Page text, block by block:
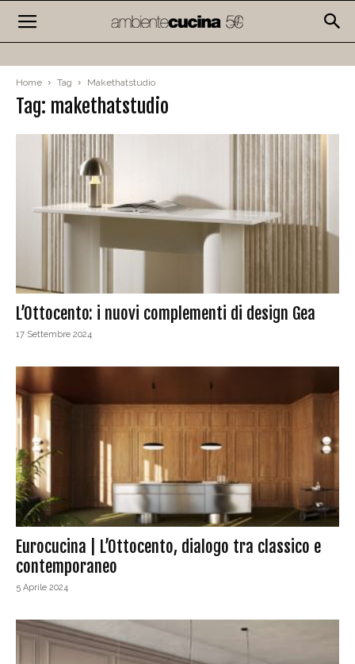
Home Tag Makethatstudio
Tag: makethatstudio
L’Ottocento: i nuovi complementi di design Gea
17 Settembre 2024
Eurocucina | L’Ottocento, dialogo tra classico e
contemporaneo
5 Aprile 2024